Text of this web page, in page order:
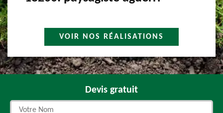
VOIR NOS RÉALISATIONS
Devis gratuit